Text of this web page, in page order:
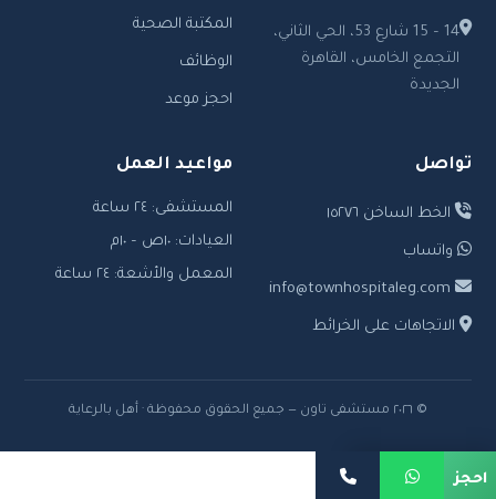
14 – 15 شارع 53، الحي الثاني،
التجمع الخامس، القاهرة
الجديدة
المكتبة الصحية
الوظائف
احجز موعد
تواصل
الخط الساخن ١٥٢٧٦
واتساب
الاتجاهات على الخرائط
مواعيد العمل
المستشفى: ٢٤ ساعة
العيادات: ١٠ص – ١٠م
المعمل والأشعة: ٢٤ ساعة
© ٢٠٢٦ مستشفى تاون — جميع الحقوق محفوظة · أهل بالرعاية
احجز